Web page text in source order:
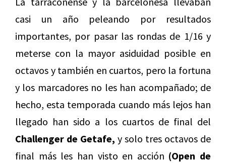
casi un año peleando por resultados
importantes, por pasar las rondas de 1/16 y
meterse con la mayor asiduidad posible en
octavos y también en cuartos, pero la fortuna
y los marcadores no les han acompañado; de
hecho, esta temporada cuando más lejos han
llegado han sido a los cuartos de final del
Challenger de Getafe, y solo tres octavos de
final más les han visto en acción (Open de